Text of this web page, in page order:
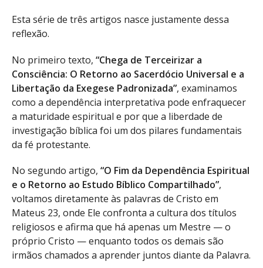
Esta série de três artigos nasce justamente dessa
reflexão.
No primeiro texto, “Chega de Terceirizar a
Consciência: O Retorno ao Sacerdócio Universal e a
Libertação da Exegese Padronizada”, examinamos
como a dependência interpretativa pode enfraquecer
a maturidade espiritual e por que a liberdade de
investigação bíblica foi um dos pilares fundamentais
da fé protestante.
No segundo artigo, “O Fim da Dependência Espiritual
e o Retorno ao Estudo Bíblico Compartilhado”,
voltamos diretamente às palavras de Cristo em
Mateus 23, onde Ele confronta a cultura dos títulos
religiosos e afirma que há apenas um Mestre — o
próprio Cristo — enquanto todos os demais são
irmãos chamados a aprender juntos diante da Palavra.